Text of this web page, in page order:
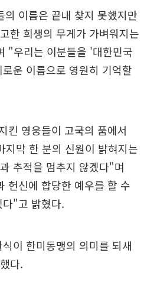
이름은 끝내 찾지 못했지만
한 희생의 무게가 가벼워지는
"우리는 이분들을 '대한민국
운 이름으로 영원히 기억할
킨 영웅들이 고국의 품에서
지막 한 분의 신원이 밝혀지는
추적을 멈추지 않겠다"며
헌신에 합당한 예우를 할 수
"고 밝혔다.
이 한미동맹의 의미를 되새
다.